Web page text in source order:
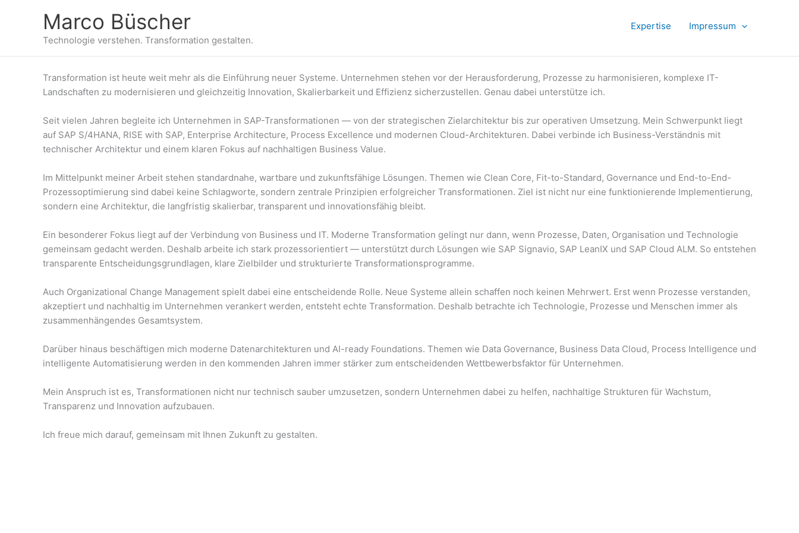
Marco Büscher
Technologie verstehen. Transformation gestalten.
Expertise Impressum
Transformation ist heute weit mehr als die Einführung neuer Systeme. Unternehmen stehen vor der Herausforderung, Prozesse zu harmonisieren, komplexe IT-
Landschaften zu modernisieren und gleichzeitig Innovation, Skalierbarkeit und Effizienz sicherzustellen. Genau dabei unterstütze ich.
Seit vielen Jahren begleite ich Unternehmen in SAP-Transformationen — von der strategischen Zielarchitektur bis zur operativen Umsetzung. Mein Schwerpunkt liegt
auf SAP S/4HANA, RISE with SAP, Enterprise Architecture, Process Excellence und modernen Cloud-Architekturen. Dabei verbinde ich Business-Verständnis mit
technischer Architektur und einem klaren Fokus auf nachhaltigen Business Value.
Im Mittelpunkt meiner Arbeit stehen standardnahe, wartbare und zukunftsfähige Lösungen. Themen wie Clean Core, Fit-to-Standard, Governance und End-to-End-
Prozessoptimierung sind dabei keine Schlagworte, sondern zentrale Prinzipien erfolgreicher Transformationen. Ziel ist nicht nur eine funktionierende Implementierung,
sondern eine Architektur, die langfristig skalierbar, transparent und innovationsfähig bleibt.
Ein besonderer Fokus liegt auf der Verbindung von Business und IT. Moderne Transformation gelingt nur dann, wenn Prozesse, Daten, Organisation und Technologie
gemeinsam gedacht werden. Deshalb arbeite ich stark prozessorientiert — unterstützt durch Lösungen wie SAP Signavio, SAP LeanIX und SAP Cloud ALM. So entstehen
transparente Entscheidungsgrundlagen, klare Zielbilder und strukturierte Transformationsprogramme.
Auch Organizational Change Management spielt dabei eine entscheidende Rolle. Neue Systeme allein schaffen noch keinen Mehrwert. Erst wenn Prozesse verstanden,
akzeptiert und nachhaltig im Unternehmen verankert werden, entsteht echte Transformation. Deshalb betrachte ich Technologie, Prozesse und Menschen immer als
zusammenhängendes Gesamtsystem.
Darüber hinaus beschäftigen mich moderne Datenarchitekturen und AI-ready Foundations. Themen wie Data Governance, Business Data Cloud, Process Intelligence und
intelligente Automatisierung werden in den kommenden Jahren immer stärker zum entscheidenden Wettbewerbsfaktor für Unternehmen.
Mein Anspruch ist es, Transformationen nicht nur technisch sauber umzusetzen, sondern Unternehmen dabei zu helfen, nachhaltige Strukturen für Wachstum,
Transparenz und Innovation aufzubauen.
Ich freue mich darauf, gemeinsam mit Ihnen Zukunft zu gestalten.